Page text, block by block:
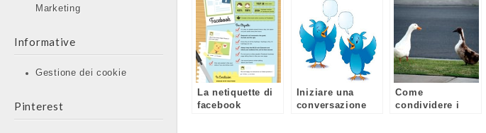
Marketing
Informative
Gestione dei cookie
Pinterest
La netiquette di
facebook
Iniziare una
conversazione
Come
condividere i